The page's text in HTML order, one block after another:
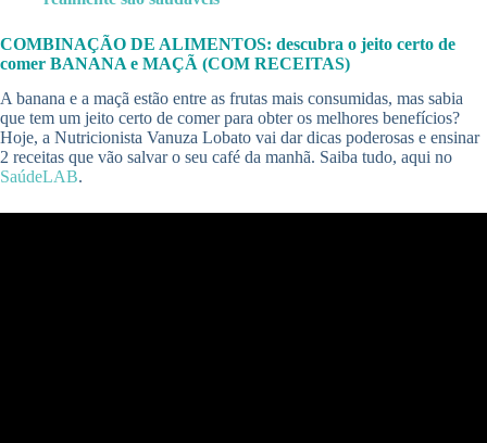
COMBINAÇÃO DE ALIMENTOS: descubra o jeito certo de
comer BANANA e MAÇÃ (COM RECEITAS)
A banana e a maçã estão entre as frutas mais consumidas, mas sabia
que tem um jeito certo de comer para obter os melhores benefícios?
Hoje, a Nutricionista Vanuza Lobato vai dar dicas poderosas e ensinar
2 receitas que vão salvar o seu café da manhã. Saiba tudo, aqui no
SaúdeLAB.